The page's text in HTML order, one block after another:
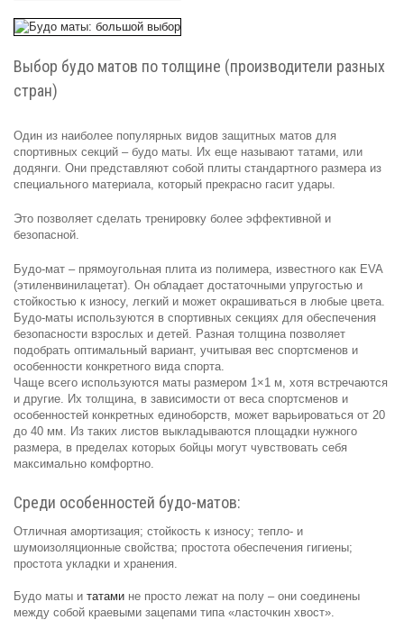
Выбор будо матов по толщине (производители разных
стран)
Один из наиболее популярных видов защитных матов для
спортивных секций – будо маты. Их еще называют татами, или
додянги. Они представляют собой плиты стандартного размера из
специального материала, который прекрасно гасит удары.
Это позволяет сделать тренировку более эффективной и
безопасной.
Будо-мат – прямоугольная плита из полимера, известного как EVA
(этиленвинилацетат). Он обладает достаточными упругостью и
стойкостью к износу, легкий и может окрашиваться в любые цвета.
Будо-маты используются в спортивных секциях для обеспечения
безопасности взрослых и детей. Разная толщина позволяет
подобрать оптимальный вариант, учитывая вес спортсменов и
особенности конкретного вида спорта.
Чаще всего используются маты размером 1×1 м, хотя встречаются
и другие. Их толщина, в зависимости от веса спортсменов и
особенностей конкретных единоборств, может варьироваться от 20
до 40 мм. Из таких листов выкладываются площадки нужного
размера, в пределах которых бойцы могут чувствовать себя
максимально комфортно.
Среди особенностей будо-матов:
Отличная амортизация; стойкость к износу; тепло- и
шумоизоляционные свойства; простота обеспечения гигиены;
простота укладки и хранения.
Будо маты и татами не просто лежат на полу – они соединены
между собой краевыми зацепами типа «ласточкин хвост».